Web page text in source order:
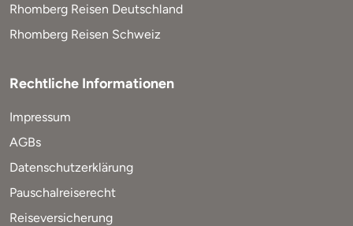
Rhomberg Reisen Deutschland
Rhomberg Reisen Schweiz
Rechtliche Informationen
Impressum
AGBs
Datenschutzerklärung
Pauschalreiserecht
Reiseversicherung